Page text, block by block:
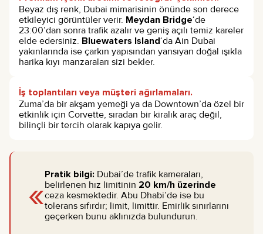
Beyaz dış renk, Dubai mimarisinin önünde son derece
etkileyici görüntüler verir. Meydan Bridge‘de
23:00’dan sonra trafik azalır ve geniş açılı temiz kareler
elde edersiniz. Bluewaters Island‘da Ain Dubai
yakınlarında ise çarkın yapısından yansıyan doğal ışıkla
harika kıyı manzaraları sizi bekler.
İş toplantıları veya müşteri ağırlamaları.
Zuma’da bir akşam yemeği ya da Downtown’da özel bir
etkinlik için Corvette, sıradan bir kiralık araç değil,
bilinçli bir tercih olarak kapıya gelir.
«Pratik bilgi: Dubai’de trafik kameraları,
belirlenen hız limitinin 20 km/h üzerinde
ceza kesmektedir. Abu Dhabi’de ise bu
tolerans sıfırdır; limit, limittir. Emirlik sınırlarını
geçerken bunu aklınızda bulundurun.